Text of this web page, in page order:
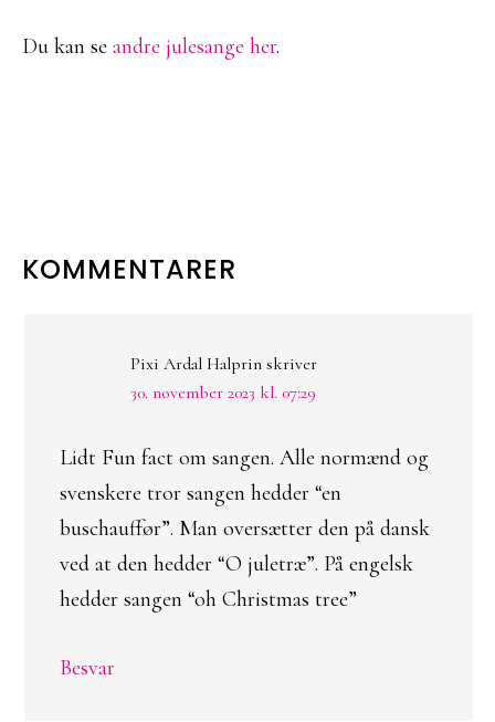
Du kan se andre julesange her.
LÆSERINTERAKTIONER
KOMMENTARER
Pixi Ardal Halprin skriver
30. november 2023 kl. 07:29
Lidt Fun fact om sangen. Alle normænd og
svenskere tror sangen hedder “en
buschauffør”. Man oversætter den på dansk
ved at den hedder “O juletræ”. På engelsk
hedder sangen “oh Christmas tree”
Besvar